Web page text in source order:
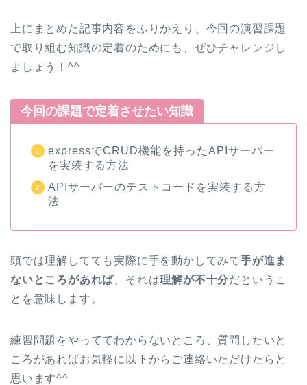
上にまとめた記事内容をふりかえり、今回の演習課題
で取り組む知識の定着のためにも、ぜひチャレンジし
ましょう！^^
今回の課題で定着させたい知識
expressでCRUD機能を持ったAPIサーバー
を実装する方法
APIサーバーのテストコードを実装する方
法
頭では理解してても実際に手を動かしてみて手が進ま
ないところがあれば 、それは理解が不十分だというこ
とを意味します。
練習問題をやっててわからないところ、質問したいと
ころがあればお気軽に以下からご連絡いただけたらと
思います^^